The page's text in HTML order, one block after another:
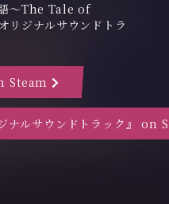
語～The Tale of
ジナルサウンドトラ
Steam
ナルサウンドトラック』